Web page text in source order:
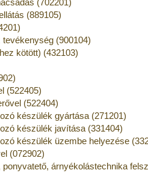
(702201)
(889105)
(900104)
kötött) (432103)
(522405)
(522404)
készülék gyártása (271201)
készülék javítása (331404)
készülék üzembe helyezése
(072902)
ponyvatető, árnyékolástechnika